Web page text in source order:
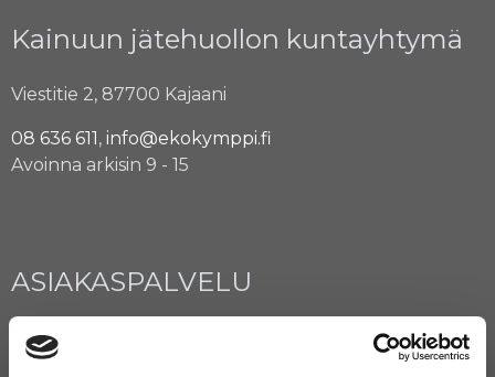
Kainuun jätehuollon kuntayhtymä
Viestitie 2, 87700 Kajaani
08 636 611, info@ekokymppi.fi
Avoinna arkisin 9 - 15
ASIAKASPALVELU
08 636 616
Avoinna arkisin 9 - 17